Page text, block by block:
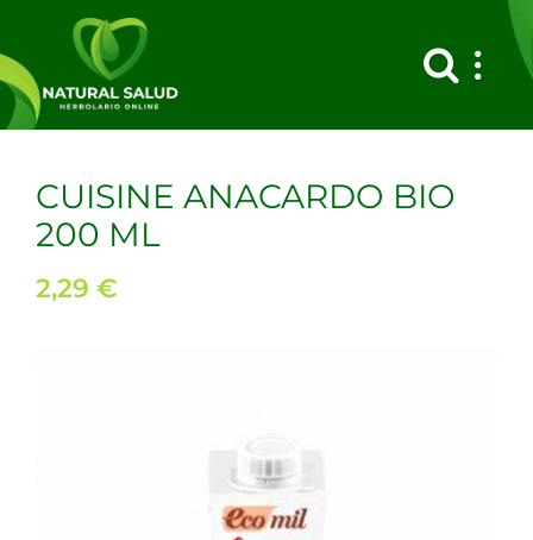
contenido
CUISINE ANACARDO BIO
200 ML
2,29 €